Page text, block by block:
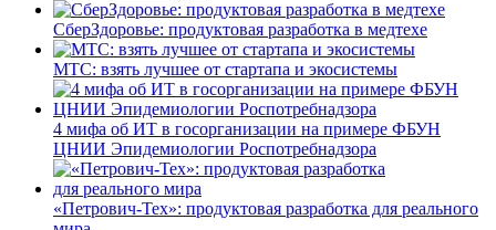
СберЗдоровье: продуктовая разработка в медтехе
МТС: взять лучшее от стартапа и экосистемы
4 мифа об ИТ в госорганизации на примере ФБУН
ЦНИИ Эпидемиологии Роспотребнадзора
«Петрович-Тех»: продуктовая разработка для реального